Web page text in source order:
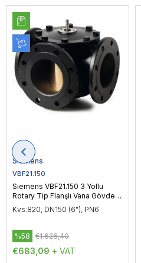
Siemens
VBF21.150
Siemens VBF21.150 3 Yollu
Rotary Tip Flanşlı Vana Gövdesi
DN150 (6"), PN6
Kvs:820, DN150 (6"), PN6
€683,09 + VAT
%58 €1.626,40